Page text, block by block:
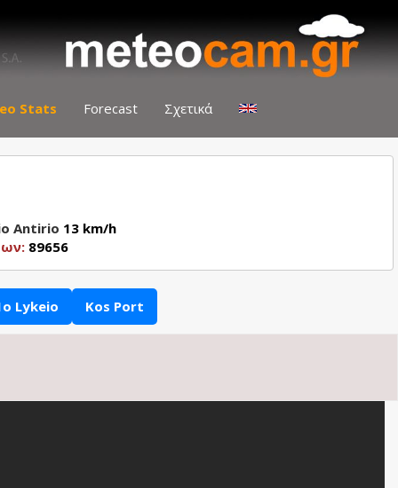
Stats Forecast Σχετικά
Antirio 13 km/h
89656
Lykeio Kos Port